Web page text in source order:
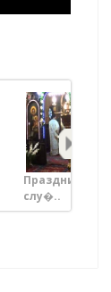
Праздничная
слу�..